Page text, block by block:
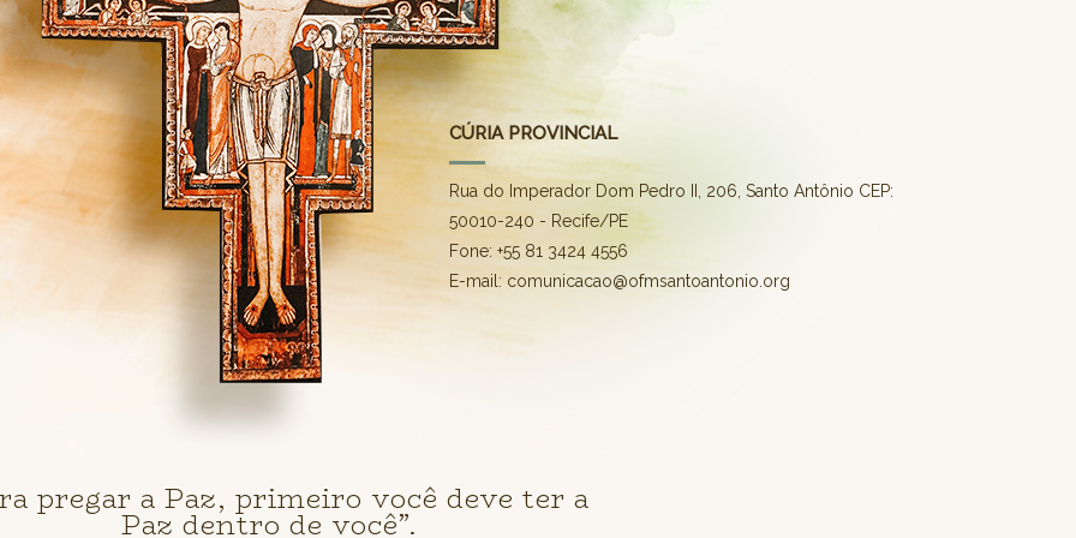
CÚRIA PROVINCIAL
Rua do Imperador Dom Pedro II, 206, Santo Antônio CEP:
50010-240 - Recife/PE
Fone: +55 81 3424 4556
E-mail: comunicacao@ofmsantoantonio.org
pregar a Paz, primeiro você deve ter a
Paz dentro de você”.